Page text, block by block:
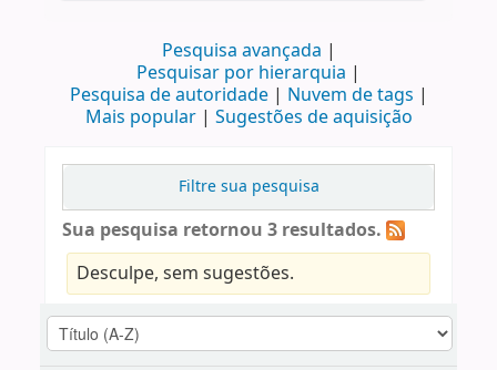
Pesquisa avançada
Pesquisar por hierarquia
Pesquisa de autoridade
Nuvem de tags
Mais popular
Sugestões de aquisição
Filtre sua pesquisa
Sua pesquisa retornou 3 resultados.
Desculpe, sem sugestões.